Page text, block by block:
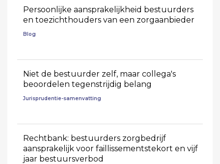
Persoonlijke aansprakelijkheid bestuurders
en toezichthouders van een zorgaanbieder
Blog
Niet de bestuurder zelf, maar collega's
beoordelen tegenstrijdig belang
Jurisprudentie-samenvatting
Rechtbank: bestuurders zorgbedrijf
aansprakelijk voor faillissementstekort en vijf
jaar bestuursverbod